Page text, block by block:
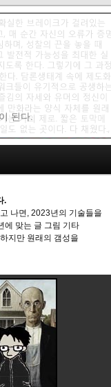
된다.
.
나면, 2023년의 기술들을
에 맞는 글 그림 기타
지만 원래의 갬성을